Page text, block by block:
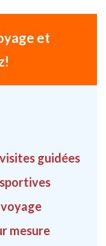
et
guidées
mesure